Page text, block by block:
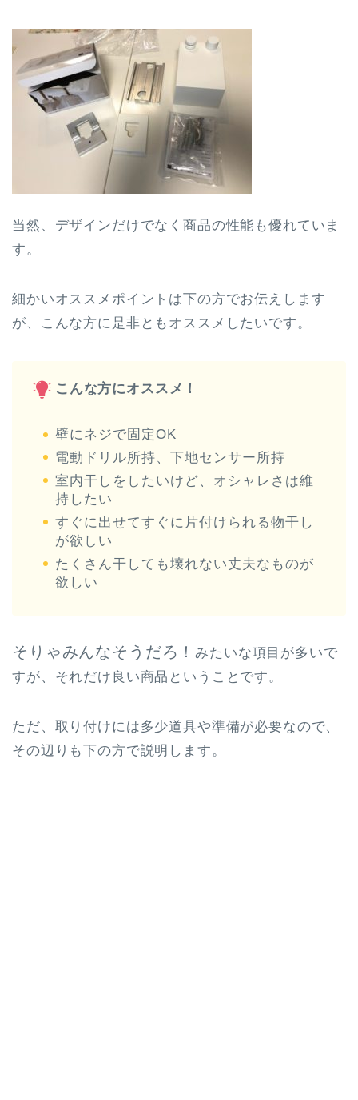
当然、デザインだけでなく商品の性能も優れていま
す。
細かいオススメポイントは下の方でお伝えします
が、こんな方に是非ともオススメしたいです。
こんな方にオススメ！
壁にネジで固定OK
電動ドリル所持、下地センサー所持
室内干しをしたいけど、オシャレさは維
持したい
すぐに出せてすぐに片付けられる物干し
が欲しい
たくさん干しても壊れない丈夫なものが
欲しい
そりゃみんなそうだろ！みたいな項目が多いで
すが、それだけ良い商品ということです。
ただ、取り付けには多少道具や準備が必要なので、
その辺りも下の方で説明します。